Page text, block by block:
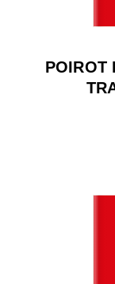
POIROT